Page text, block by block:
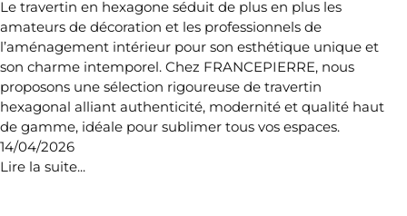
Le travertin en hexagone séduit de plus en plus les
amateurs de décoration et les professionnels de
l’aménagement intérieur pour son esthétique unique et
son charme intemporel. Chez FRANCEPIERRE, nous
proposons une sélection rigoureuse de travertin
hexagonal alliant authenticité, modernité et qualité haut
de gamme, idéale pour sublimer tous vos espaces.
14/04/2026
Lire la suite...